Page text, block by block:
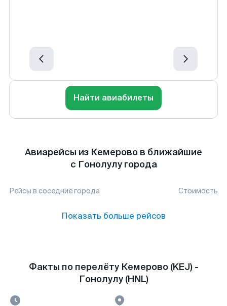
Найти авиабилеты
Авиарейсы из Кемерово в ближайшие
с Гонолулу города
Рейсы в соседние города Стоимость
Показать больше рейсов
Факты по перелёту Кемерово (KEJ) -
Гонолулу (HNL)